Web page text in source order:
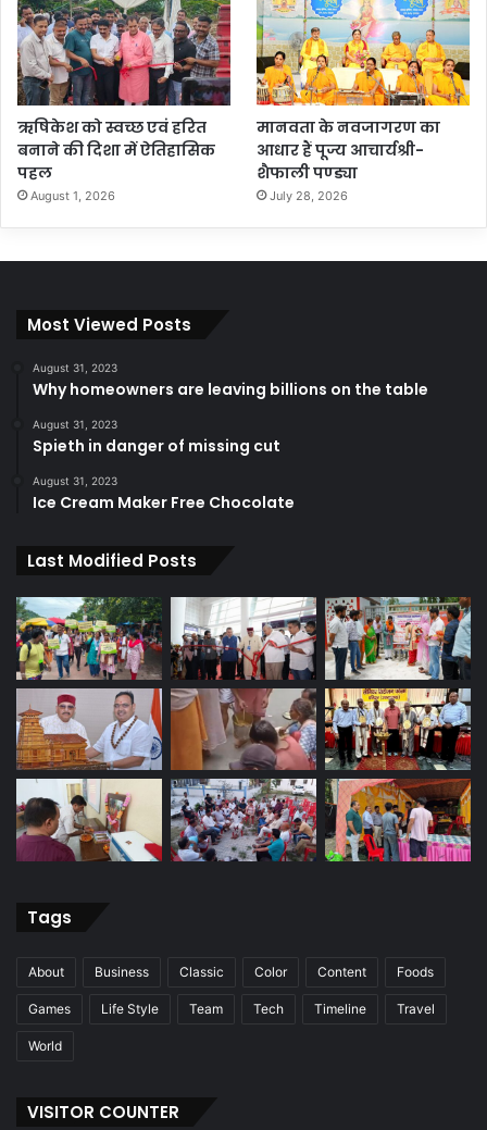
ऋषिकेश को स्वच्छ एवं हरित
बनाने की दिशा में ऐतिहासिक
पहल
August 1, 2026
मानवता के नवजागरण का
आधार हैं पूज्य आचार्यश्री-
शैफाली पण्ड्या
July 28, 2026
Most Viewed Posts
August 31, 2023
Why homeowners are leaving billions on the table
August 31, 2023
Spieth in danger of missing cut
August 31, 2023
Ice Cream Maker Free Chocolate
Last Modified Posts
Tags
About Business Classic Color Content Foods
Games Life Style Team Tech Timeline Travel
World
VISITOR COUNTER